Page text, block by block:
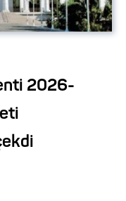
2026-